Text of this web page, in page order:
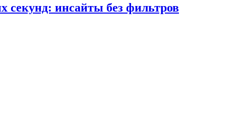
секунд: инсайты без фильтров